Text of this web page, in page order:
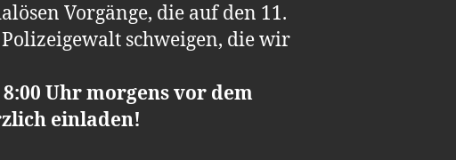
Vorgänge, die auf den 11.
schweigen, die wir
Uhr morgens vor dem
einladen!